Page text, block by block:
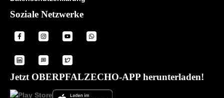
Soziale Netzwerke
Jetzt OBERPFALZECHO-APP herunterladen!